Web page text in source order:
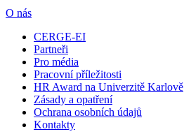
O nás
CERGE-EI
Partneři
Pro média
Pracovní příležitosti
HR Award na Univerzitě Karlově
Zásady a opatření
Ochrana osobních údajů
Kontakty